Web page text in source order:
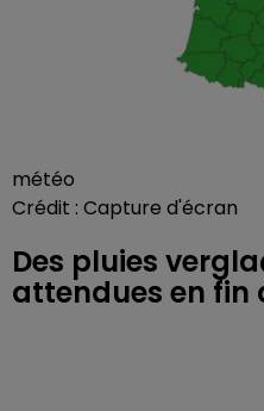
météo
Crédit : Capture d'écran
Des pluies
attendues en fin